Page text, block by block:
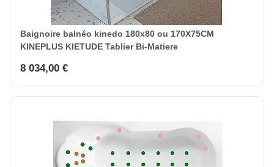
Baignoire balnéo kinedo 180x80 ou 170X75CM
KINEPLUS KIETUDE Tablier Bi-Matiere
8 034,00 €